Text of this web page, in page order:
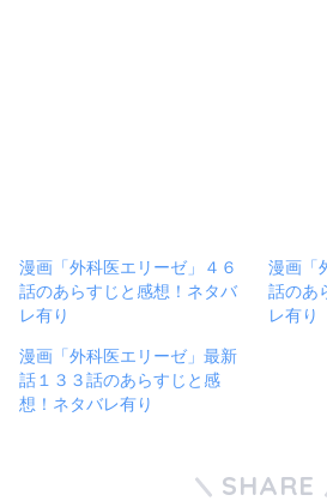
漫画「外科医エリーゼ」４６
話のあらすじと感想！ネタバ
レ有り
漫画「
話のあ
レ有り
漫画「外科医エリーゼ」最新
話１３３話のあらすじと感
想！ネタバレ有り
SHARE